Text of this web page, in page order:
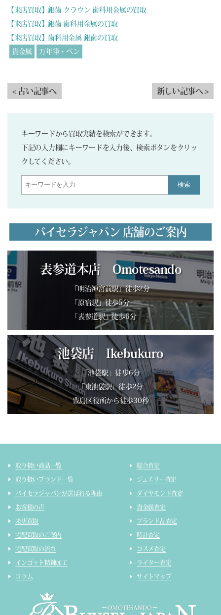
【来店買取】銀歯 クラウン 歯科用金属の買取
【来店買取】銀歯 歯科用金属の買取
【来店買取】歯科用金属 銀歯の買取
貴金属
万年筆・ペン
< 古い記事へ 新しい記事へ >
キーワードから買取実績を検索ができます。
下記の入力欄にキーワードを入力後、検索ボタンをクリッ
クしてください。
検索
バイセラジャパン 店舗のご案内
表参道本店 Omotesando
「明治神宮前駅」徒歩2分
「原宿駅」徒歩5分
「表参道駅」徒歩6分
池袋店 Ikebukuro
「池袋駅」徒歩6分
「東池袋駅」徒歩2分
豊島区役所から徒歩30秒
取り扱い商品一覧
取り扱いブランド一覧
バイセラジャパンが選ばれる理由
お客様の声
来店買取
宅配買取のご案内
宅配買取の流れ
インゴット精錬加工
コラム
総合査定
ジュエリー査定
ダイヤモンド査定
貴金属査定
ブランド品査定
時計査定
コスメ査定
ライター査定
サイトマップ